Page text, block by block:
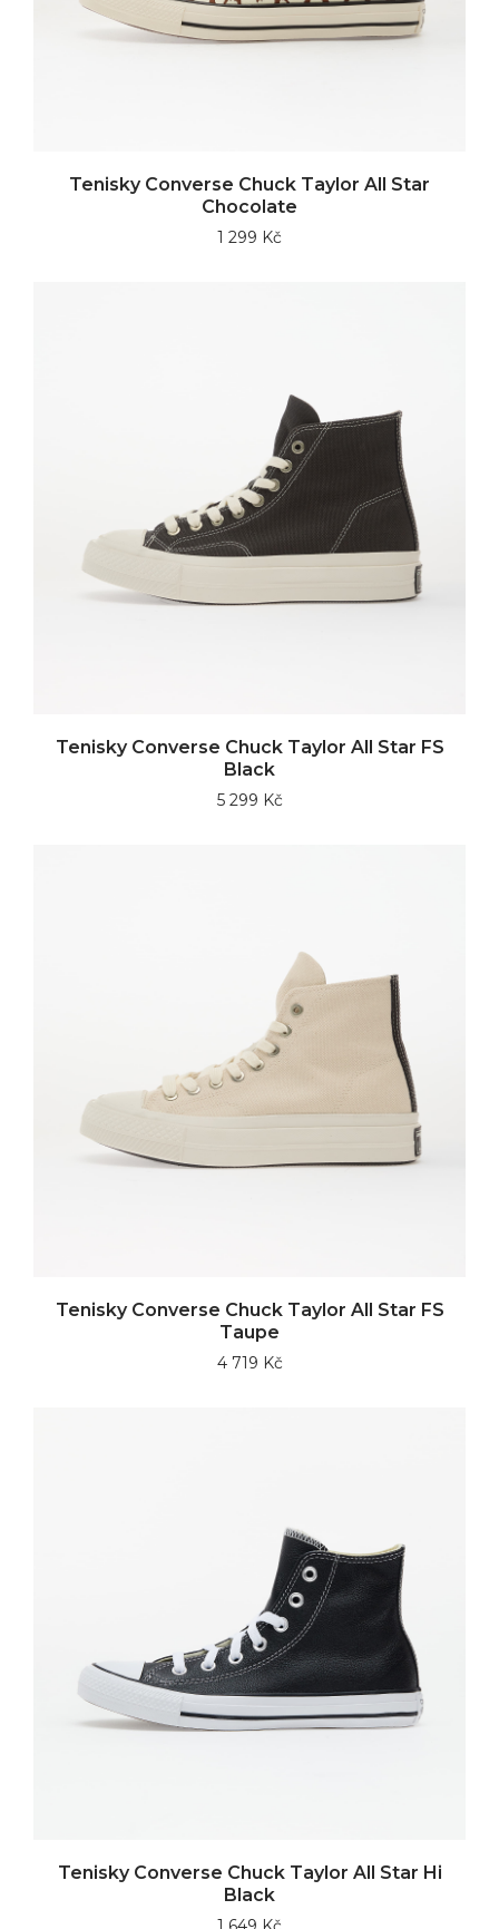
Tenisky Converse Chuck Taylor All Star
Chocolate
1 299 Kč
Tenisky Converse Chuck Taylor All Star FS
Black
5 299 Kč
Tenisky Converse Chuck Taylor All Star FS
Taupe
4 719 Kč
Tenisky Converse Chuck Taylor All Star Hi
Black